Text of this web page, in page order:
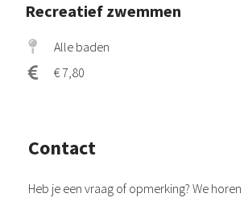
Recreatief zwemmen
Alle baden
€ 7,80
Contact
Heb je een vraag of opmerking? We